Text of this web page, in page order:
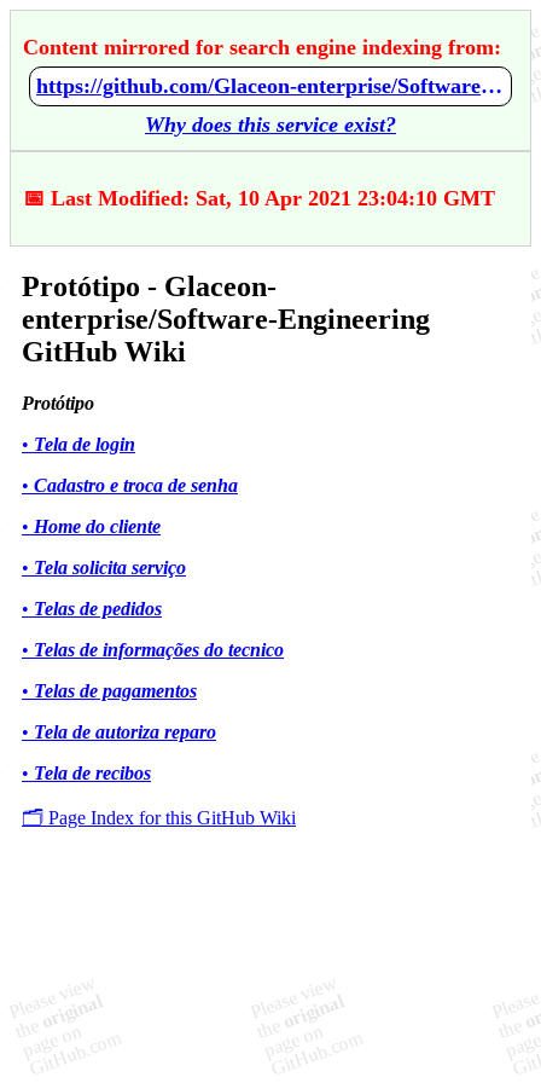
Content mirrored for search engine indexing from:
https://github.com/Glaceon-enterprise/Software-Engineering/wiki/Prot%C3%B3tipo
Why does this service exist?
📅 Last Modified: Sat, 10 Apr 2021 23:04:10 GMT
Protótipo - Glaceon-
enterprise/Software-Engineering
GitHub Wiki
Protótipo
• Tela de login
• Cadastro e troca de senha
• Home do cliente
• Tela solicita serviço
• Telas de pedidos
• Telas de informações do tecnico
• Telas de pagamentos
• Tela de autoriza reparo
• Tela de recibos
🗂️ Page Index for this GitHub Wiki